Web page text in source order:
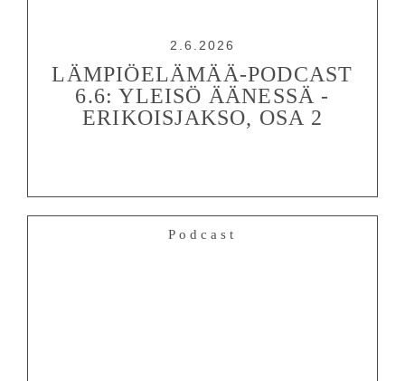
2.6.2026
LÄMPIÖELÄMÄÄ-PODCAST
6.6: YLEISÖ ÄÄNESSÄ -
ERIKOISJAKSO, OSA 2
Podcast